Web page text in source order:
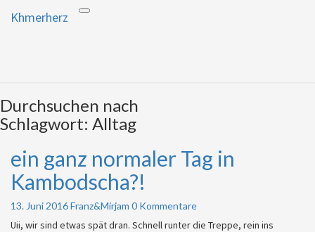
Toggle
Khmerherz
Khmerherz
Mitbekommen, was uns bewegt
gewinnen – Gottes Wirken in
ihrem Herzen und Leben erleben
Durchsuchen nach
Schlagwort: Alltag
ein
ganz
normaler
in
Kambodscha?!
ein ganz normaler Tag in
Kambodscha?!
13. Juni 2016Franz&Mirjam Kommentare
0 Kommentare
Uii, wir sind etwas spät dran. Schnell runter die Treppe, rein ins